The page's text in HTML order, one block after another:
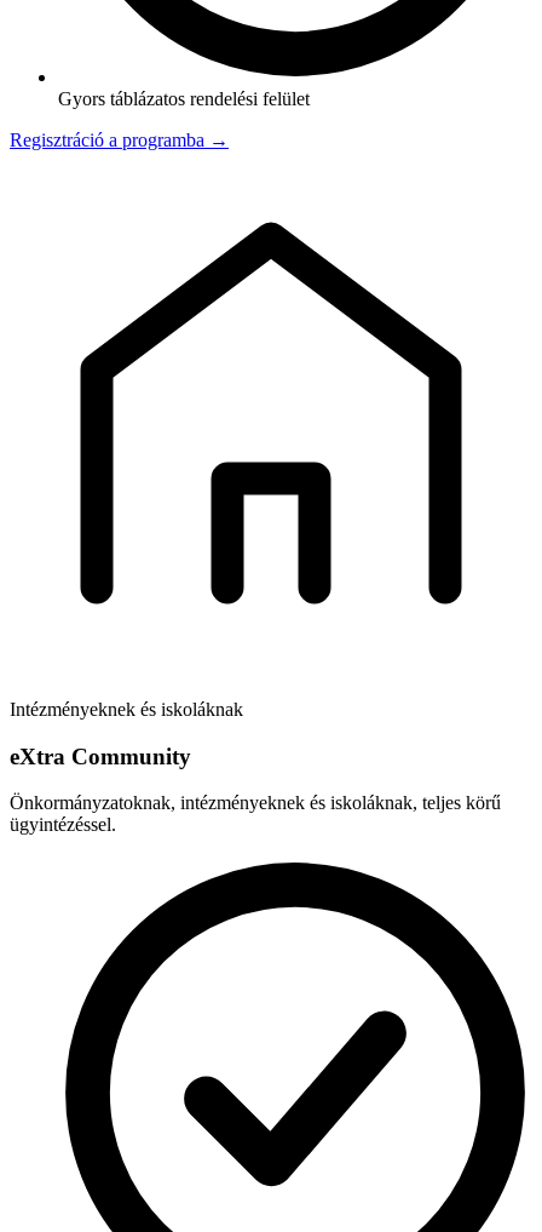
Gyors táblázatos rendelési felület
Regisztráció a programba →
Intézményeknek és iskoláknak
eXtra Community
Önkormányzatoknak, intézményeknek és iskoláknak, teljes körű
ügyintézéssel.